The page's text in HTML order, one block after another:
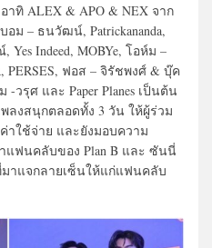
ทิ ALEX & APO & NEX จาก
ม – ธนวัฒน์, Patrickananda,
Indeed, MOBYe, โอห์ม –
PERSES, ฟอส – จิรัชพงศ์ & บุ๊ค
รุศ และ Paper Planes เป็นต้น
ลงสนุกตลอดทั้ง 3 วัน ให้ผู้ร่วม
าใช้จ่าย และยังมอบความ
แฟนคลับของ Plan B และ ซันนี่
าแจกลายเซ็นให้แก่แฟนคลับ